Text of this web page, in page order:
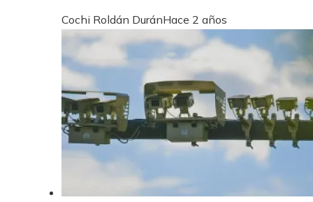
Cochi Roldán DuránHace 2 años